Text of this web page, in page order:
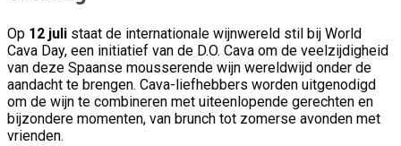
Op 12 juli staat de internationale wijnwereld stil bij World
Cava Day, een initiatief van de D.O. Cava om de veelzijdigheid
van deze Spaanse mousserende wijn wereldwijd onder de
aandacht te brengen. Cava-liefhebbers worden uitgenodigd
om de wijn te combineren met uiteenlopende gerechten en
bijzondere momenten, van brunch tot zomerse avonden met
vrienden.